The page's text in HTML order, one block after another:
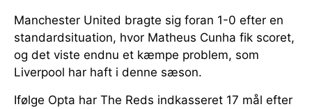
Manchester United bragte sig foran 1-0 efter en
standardsituation, hvor Matheus Cunha fik scoret,
og det viste endnu et kæmpe problem, som
Liverpool har haft i denne sæson.
Ifølge Opta har The Reds indkasseret 17 mål efter